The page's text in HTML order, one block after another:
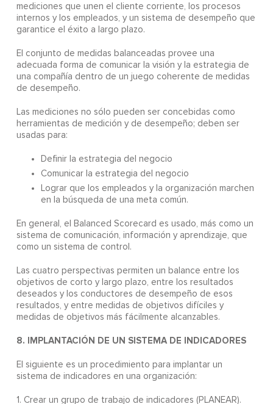
mediciones que unen el cliente corriente, los procesos
internos y los empleados, y un sistema de desempeño que
garantice el éxito a largo plazo.
El conjunto de medidas balanceadas provee una
adecuada forma de comunicar la visión y la estrategia de
una compañía dentro de un juego coherente de medidas
de desempeño.
Las mediciones no sólo pueden ser concebidas como
herramientas de medición y de desempeño; deben ser
usadas para:
Definir la estrategia del negocio
Comunicar la estrategia del negocio
Lograr que los empleados y la organización marchen
en la búsqueda de una meta común.
En general, el Balanced Scorecard es usado, más como un
sistema de comunicación, información y aprendizaje, que
como un sistema de control.
Las cuatro perspectivas permiten un balance entre los
objetivos de corto y largo plazo, entre los resultados
deseados y los conductores de desempeño de esos
resultados, y entre medidas de objetivos difíciles y
medidas de objetivos más fácilmente alcanzables.
8. IMPLANTACIÓN DE UN SISTEMA DE INDICADORES
El siguiente es un procedimiento para implantar un
sistema de indicadores en una organización:
1. Crear un grupo de trabajo de indicadores (PLANEAR).